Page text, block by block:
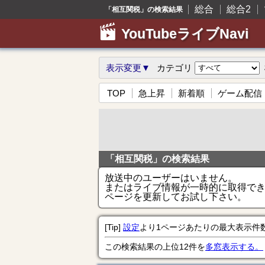
「相互関税」の検索結果 総合 総合2
YouTubeライブNavi
表示変更▼ カテゴリ
TOP 急上昇 新着順 ゲーム配信
「相互関税」の検索結果
放送中のユーザーはいません。
またはライブ情報が一時的に取得で
ページを更新してお試し下さい。
[Tip] 設定より1ページあたりの最大表示件
この検索結果の上位12件を多窓表示する。